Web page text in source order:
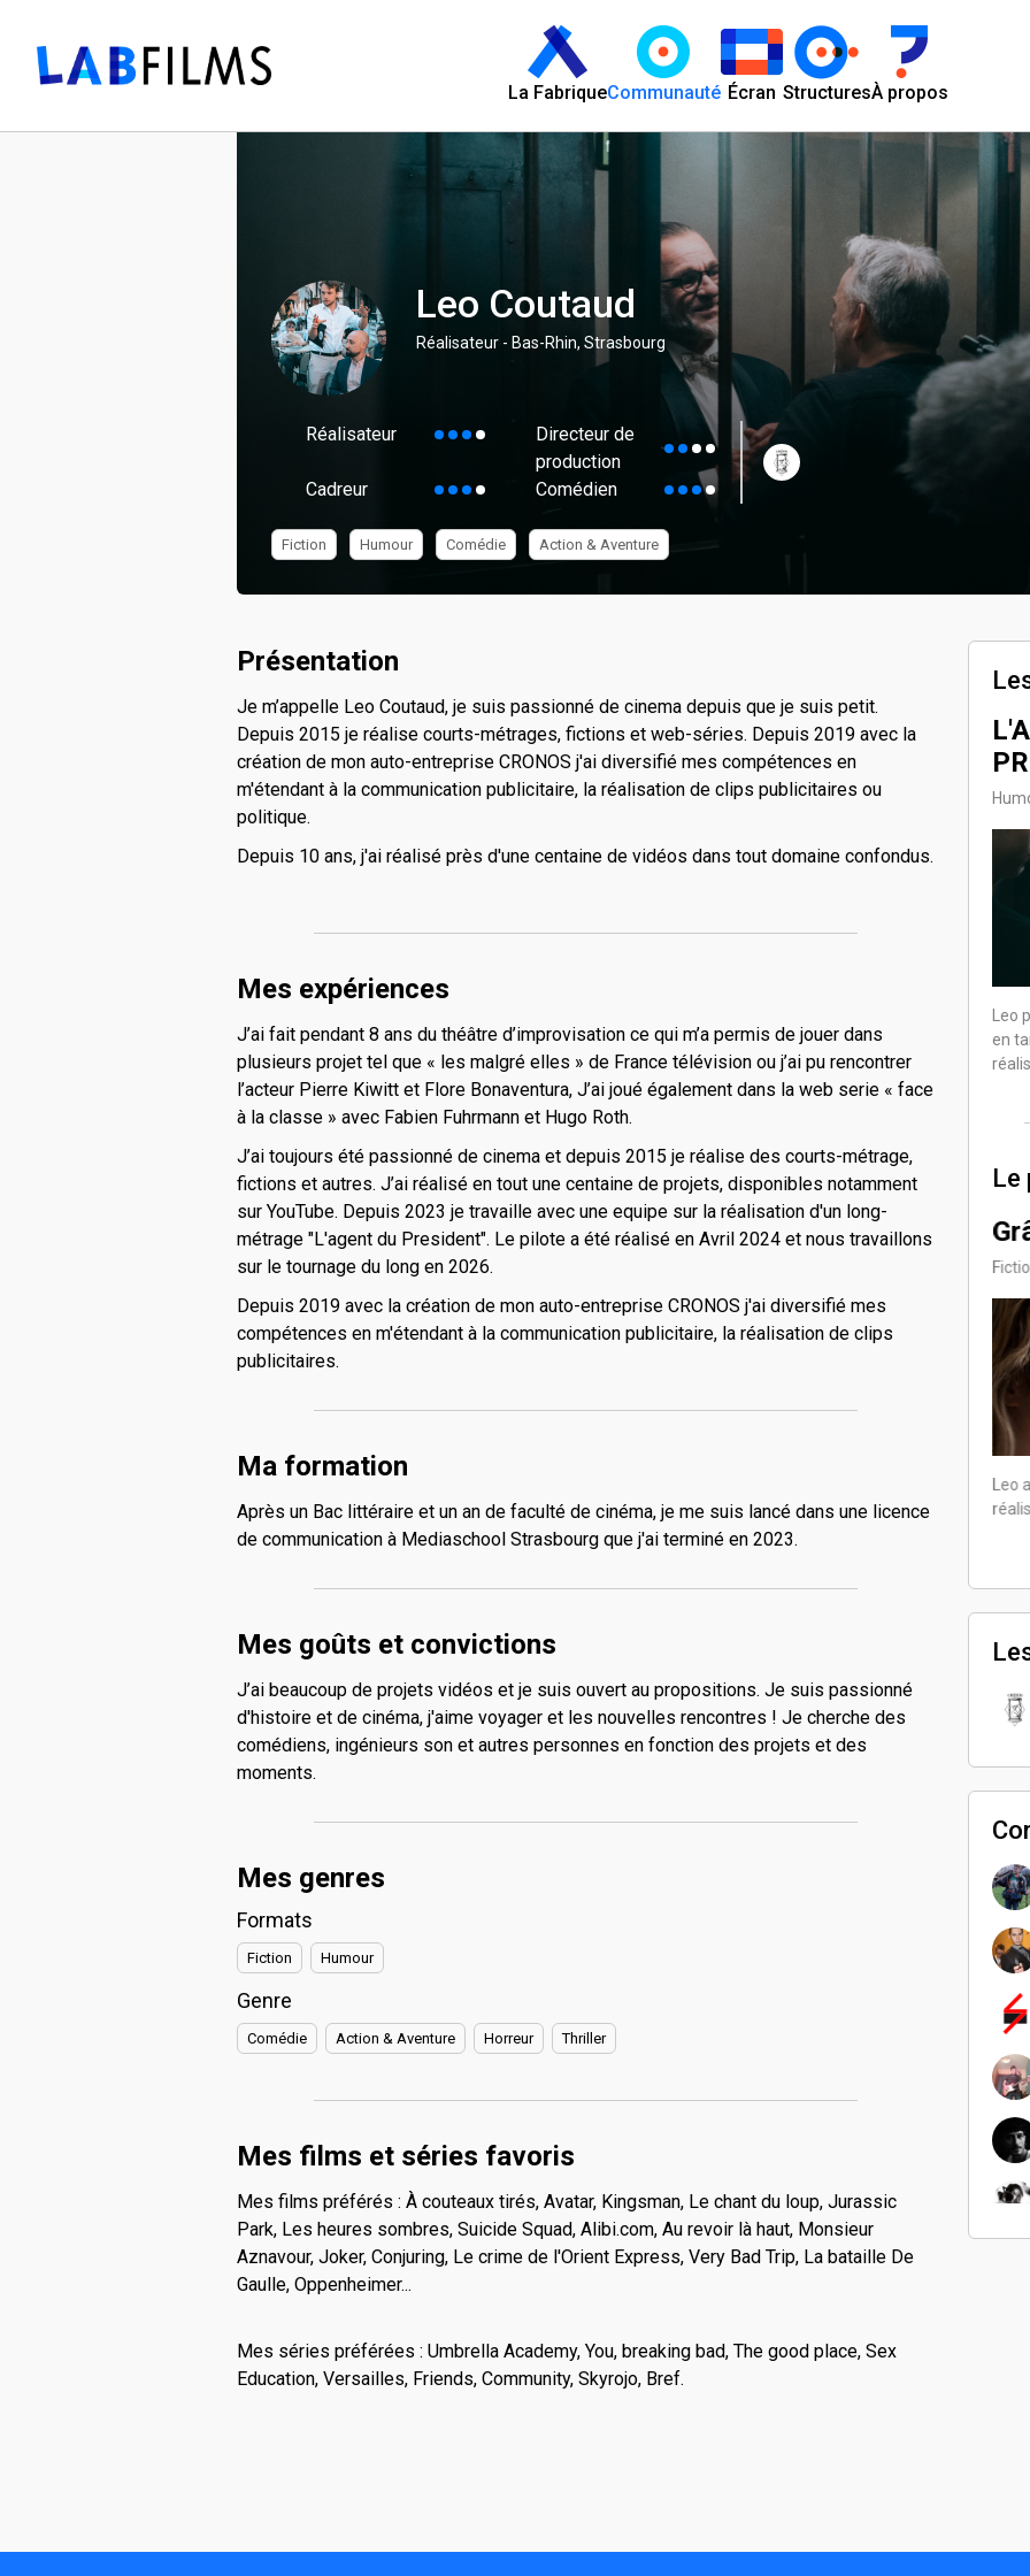
La FabriqueCommunauté Écran StructuresÀ propos
Leo Coutaud
Réalisateur - Bas-Rhin, Strasbourg
Réalisateur
Directeur de
production
Cadreur
Comédien
Fiction Humour Comédie Action & Aventure
Présentation
Je m’appelle Leo Coutaud, je suis passionné de cinema depuis que je suis petit.
Depuis 2015 je réalise courts-métrages, fictions et web-séries. Depuis 2019 avec la
création de mon auto-entreprise CRONOS j'ai diversifié mes compétences en
m'étendant à la communication publicitaire, la réalisation de clips publicitaires ou
politique.
Depuis 10 ans, j'ai réalisé près d'une centaine de vidéos dans tout domaine confondus.
Mes expériences
J’ai fait pendant 8 ans du théâtre d’improvisation ce qui m’a permis de jouer dans
plusieurs projet tel que « les malgré elles » de France télévision ou j’ai pu rencontrer
l’acteur Pierre Kiwitt et Flore Bonaventura, J’ai joué également dans la web serie « face
à la classe » avec Fabien Fuhrmann et Hugo Roth.
J’ai toujours été passionné de cinema et depuis 2015 je réalise des courts-métrage,
fictions et autres. J’ai réalisé en tout une centaine de projets, disponibles notamment
sur YouTube. Depuis 2023 je travaille avec une equipe sur la réalisation d'un long-
métrage "L'agent du President". Le pilote a été réalisé en Avril 2024 et nous travaillons
sur le tournage du long en 2026.
Depuis 2019 avec la création de mon auto-entreprise CRONOS j'ai diversifié mes
compétences en m'étendant à la communication publicitaire, la réalisation de clips
publicitaires.
Ma formation
Après un Bac littéraire et un an de faculté de cinéma, je me suis lancé dans une licence
de communication à Mediaschool Strasbourg que j'ai terminé en 2023.
Mes goûts et convictions
J’ai beaucoup de projets vidéos et je suis ouvert au propositions. Je suis passionné
d'histoire et de cinéma, j'aime voyager et les nouvelles rencontres ! Je cherche des
comédiens, ingénieurs son et autres personnes en fonction des projets et des
moments.
Mes genres
Formats
Fiction Humour
Genre
Comédie Action & Aventure Horreur Thriller
Mes films et séries favoris
Mes films préférés : À couteaux tirés, Avatar, Kingsman, Le chant du loup, Jurassic
Park, Les heures sombres, Suicide Squad, Alibi.com, Au revoir là haut, Monsieur
Aznavour, Joker, Conjuring, Le crime de l'Orient Express, Very Bad Trip, La bataille De
Gaulle, Oppenheimer...
Mes séries préférées : Umbrella Academy, You, breaking bad, The good place, Sex
Education, Versailles, Friends, Community, Skyrojo, Bref.
Leo
en
Le
Terreur Nocturne